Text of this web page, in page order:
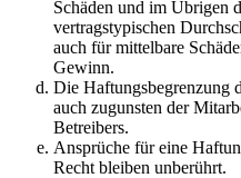
Schäden und im Übrigen
vertragstypischen
auch für mittelbare
Gewinn.
Die Haftungsbegrenzung
auch zugunsten der
Betreibers.
Ansprüche für eine
Recht bleiben unberührt.